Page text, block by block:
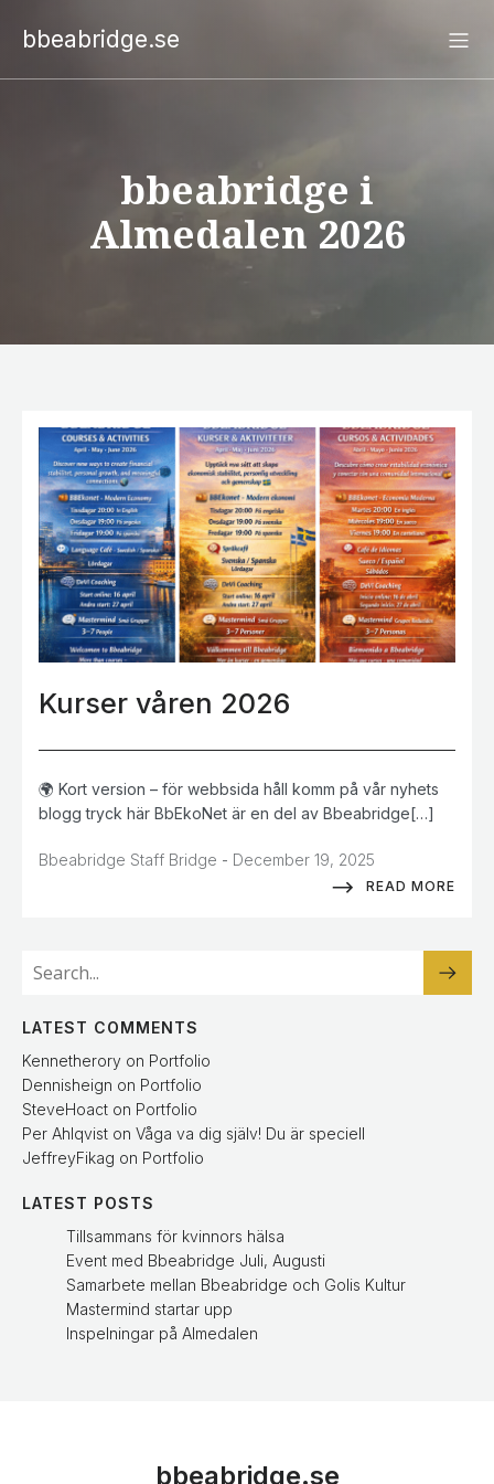
bbeabridge.se
bbeabridge i
Almedalen 2026
Kurser våren 2026
🌍 Kort version – för webbsida håll komm på vår nyhets
blogg tryck här BbEkoNet är en del av Bbeabridge[…]
Bbeabridge Staff Bridge - December 19, 2025
READ MORE
LATEST COMMENTS
Kennetherory on Portfolio
Dennisheign on Portfolio
SteveHoact on Portfolio
Per Ahlqvist on Våga va dig själv! Du är speciell
JeffreyFikag on Portfolio
LATEST POSTS
Tillsammans för kvinnors hälsa
Event med Bbeabridge Juli, Augusti
Samarbete mellan Bbeabridge och Golis Kultur
Mastermind startar upp
Inspelningar på Almedalen
bbeabridge.se